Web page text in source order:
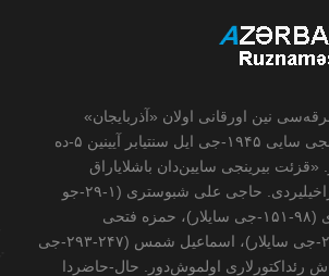
نین اورقانی اولان «آذربایجان»
روزنامه‌سی نین بیرینجی سایی ۱۹۴۵-جی ایل سنتیابر آیینین ۵-ده
بیرینجی سایین‌دان باشلایاراق
آذربایجان دیلین‌ده بوراخیلیردی. حاجی علی شبوستری (۱-۲۹-جو
سایلار)، احمد موسوی (۹۸-۱۵۱-جی سایلار)، حمزه فتحی
خوشگینابی (۱۵۲-۲۴۶-جی سایلار)، اسماعیل شمس (۲۴۷-۲۹۳-جی
رئداکتورلاری اولموش‌دور. حال-حاضردا